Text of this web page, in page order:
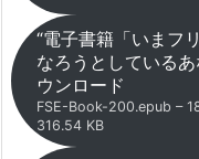
“電子書籍「いまフ
なろうとしている
ウンロード
FSE-Book-200.epub –
316.54 KB